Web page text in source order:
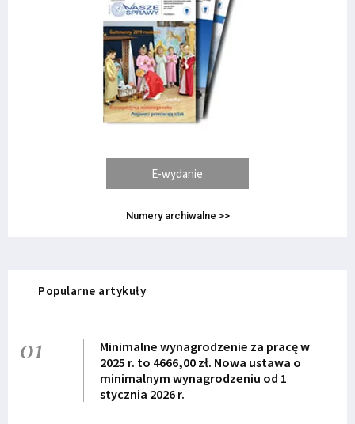
E-wydanie
Numery archiwalne >>
Popularne artykuły
01
Minimalne wynagrodzenie za pracę w
2025 r. to 4666,00 zł. Nowa ustawa o
minimalnym wynagrodzeniu od 1
stycznia 2026 r.